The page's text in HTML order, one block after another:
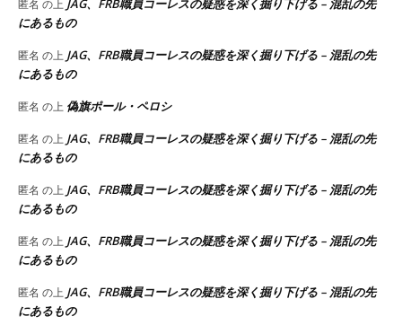
匿名 の上 JAG、FRB職員コーレスの疑惑を深く掘り下げる – 混乱の先
にあるもの
匿名 の上 JAG、FRB職員コーレスの疑惑を深く掘り下げる – 混乱の先
にあるもの
匿名 の上 偽旗ポール・ペロシ
匿名 の上 JAG、FRB職員コーレスの疑惑を深く掘り下げる – 混乱の先
にあるもの
匿名 の上 JAG、FRB職員コーレスの疑惑を深く掘り下げる – 混乱の先
にあるもの
匿名 の上 JAG、FRB職員コーレスの疑惑を深く掘り下げる – 混乱の先
にあるもの
匿名 の上 JAG、FRB職員コーレスの疑惑を深く掘り下げる – 混乱の先
にあるもの